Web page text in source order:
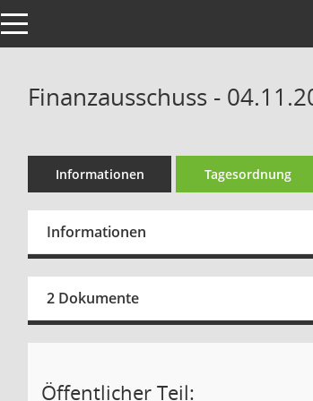
Toggle navigation
Finanzausschuss -
Informationen Tagesordnung
Informationen
2 Dokumente
Öffentlicher Teil: